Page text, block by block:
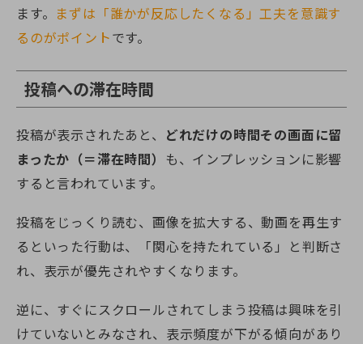
ます。 まずは「誰かが反応したくなる」工夫を意識す
るのがポイントです。
投稿への滞在時間
投稿が表示されたあと、 どれだけの時間その画面に留
まったか（＝滞在時間） も、インプレッションに影響
すると言われています。
投稿をじっくり読む、画像を拡大する、動画を再生す
るといった行動は、「関心を持たれている」と判断さ
れ、表示が優先されやすくなります。
逆に、すぐにスクロールされてしまう投稿は興味を引
けていないとみなされ、表示頻度が下がる傾向があり